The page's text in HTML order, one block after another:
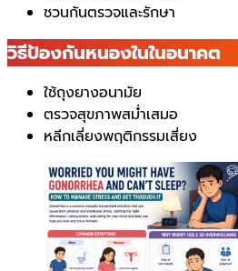
ชวนกันตรวจและรักษา
วิธีป้องกันหนองในในอนาคต
ใช้ถุงยางอนามัย
ตรวจสุขภาพสม่ำเสมอ
หลีกเลี่ยงพฤติกรรมเสี่ยง